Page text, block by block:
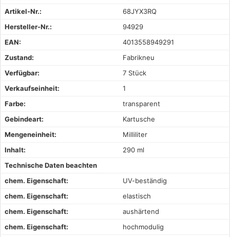
Artikel-Nr.:
68JYX3RQ
Hersteller-Nr.:
94929
EAN:
4013558949291
Zustand:
Fabrikneu
Verfügbar:
7 Stück
Verkaufseinheit:
1
Farbe:
transparent
Gebindeart:
Kartusche
Mengeneinheit:
Milliliter
Inhalt:
290 ml
Technische Daten beachten
chem. Eigenschaft:
UV-beständig
chem. Eigenschaft:
elastisch
chem. Eigenschaft:
aushärtend
chem. Eigenschaft:
hochmodulig